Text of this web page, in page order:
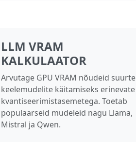
LLM VRAM
KALKULAATOR
Arvutage GPU VRAM nõudeid suurte
keelemudelite käitamiseks erinevate
kvantiseerimistasemetega. Toetab
populaarseid mudeleid nagu Llama,
Mistral ja Qwen.